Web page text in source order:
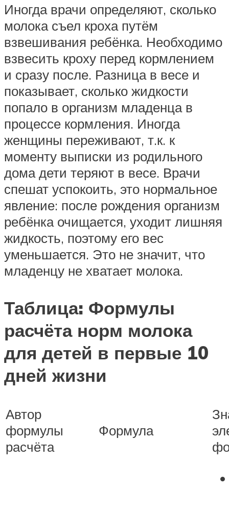
Иногда врачи определяют, сколько
молока съел кроха путём
взвешивания ребёнка. Необходимо
взвесить кроху перед кормлением
и сразу после. Разница в весе и
показывает, сколько жидкости
попало в организм младенца в
процессе кормления. Иногда
женщины переживают, т.к. к
моменту выписки из родильного
дома дети теряют в весе. Врачи
спешат успокоить, это нормальное
явление: после рождения организм
ребёнка очищается, уходит лишняя
жидкость, поэтому его вес
уменьшается. Это не значит, что
младенцу не хватает молока.
Таблица: Формулы
расчёта норм молока
для детей в первые 10
дней жизни
Автор
формулы
расчёта
Формула